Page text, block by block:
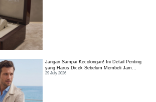
Jangan Sampai Kecolongan! Ini Detail Penting
yang Harus Dicek Sebelum Membeli Jam
Tangan TAG Heuer Link
29 July 2026